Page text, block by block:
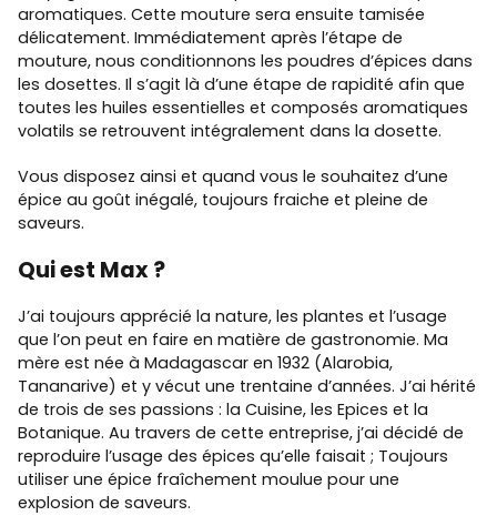
aromatiques. Cette mouture sera ensuite tamisée
délicatement. Immédiatement après l’étape de
mouture, nous conditionnons les poudres d’épices dans
les dosettes. Il s’agit là d’une étape de rapidité afin que
toutes les huiles essentielles et composés aromatiques
volatils se retrouvent intégralement dans la dosette.
Vous disposez ainsi et quand vous le souhaitez d’une
épice au goût inégalé, toujours fraiche et pleine de
saveurs.
Qui est Max ?
J’ai toujours apprécié la nature, les plantes et l’usage
que l’on peut en faire en matière de gastronomie. Ma
mère est née à Madagascar en 1932 (Alarobia,
Tananarive) et y vécut une trentaine d’années. J’ai hérité
de trois de ses passions : la Cuisine, les Epices et la
Botanique. Au travers de cette entreprise, j’ai décidé de
reproduire l’usage des épices qu’elle faisait ; Toujours
utiliser une épice fraîchement moulue pour une
explosion de saveurs.